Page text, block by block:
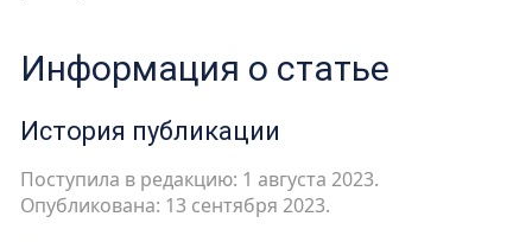
Информация о статье
История публикации
Поступила в редакцию: 1 августа 2023.
Опубликована: 13 сентября 2023.